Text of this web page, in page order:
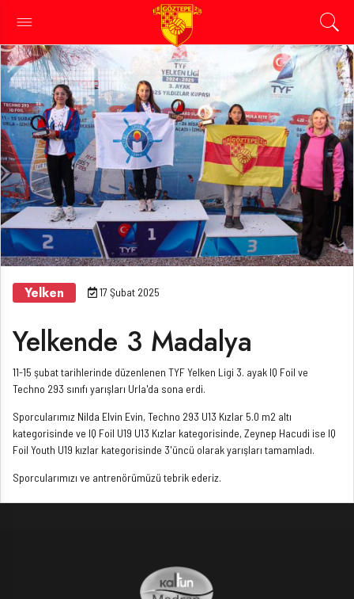
Yelken 17 Şubat 2025
Yelkende 3 Madalya
11-15 şubat tarihlerinde düzenlenen TYF Yelken Ligi 3. ayak IQ Foil ve
Techno 293 sınıfı yarışları Urla'da sona erdi.
Sporcularımız Nilda Elvin Evin, Techno 293 U13 Kızlar 5.0 m2 altı
kategorisinde ve IQ Foil U19 U13 Kızlar kategorisinde, Zeynep Hacudi ise IQ
Foil Youth U19 kızlar kategorisinde 3'üncü olarak yarışları tamamladı.
Sporcularımızı ve antrenörümüzü tebrik ederiz.